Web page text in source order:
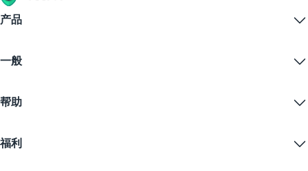
产品
VPN for macOS
iOS VPN
Firefox
一般
VPN下载
定价
帮助
联系我们
福利